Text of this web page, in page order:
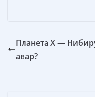
Планета X —
авар?